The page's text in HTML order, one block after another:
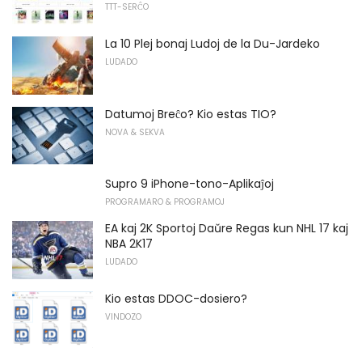
TTT-SERĈO
La 10 Plej bonaj Ludoj de la Du-Jardeko
LUDADO
Datumoj Breĉo? Kio estas TIO?
NOVA & SEKVA
Supro 9 iPhone-tono-Aplikaĵoj
PROGRAMARO & PROGRAMOJ
EA kaj 2K Sportoj Daŭre Regas kun NHL 17 kaj
NBA 2K17
LUDADO
Kio estas DDOC-dosiero?
VINDOZO